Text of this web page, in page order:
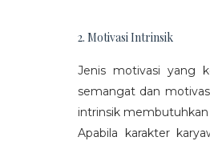
2. Motivasi Intrinsik
Jenis motivasi yang
semangat dan
intrinsik
Apabila karakter